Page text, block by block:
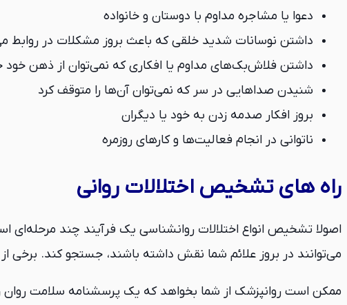
دعوا یا مشاجره مداوم با دوستان و خانواده
داشتن نوسانات شدید خلقی که باعث بروز مشکلات در روابط
داشتن فلاش‌بک‌های مداوم یا افکاری که نمی‌توان از ذهن خود
شنیدن صداهایی در سر که نمی‌توان آن‌ها را متوقف کرد
بروز افکار صدمه زدن به خود یا دیگران
ناتوانی در انجام فعالیت‌ها و کارهای روزمره
راه های تشخیص اختلالات روانی
اصولا تشخیص انواع اختلالات روانشناسی یک فرآیند چند مرحله‌ای
می‌توانند در بروز علائم شما نقش داشته باشند، جستجو کند. برخی
ممکن است روانپزشک از شما بخواهد که یک پرسشنامه سلامت